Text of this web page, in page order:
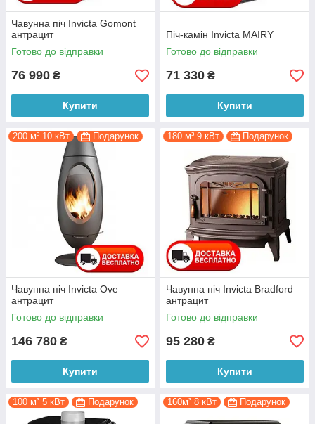
Чавунна піч Invicta Gomont
антрацит
Готово до відправки
76 990 ₴
Купити
Піч-камін Invicta MAIRY
Готово до відправки
71 330 ₴
Купити
200 м³ 10 кВт Подарунок
Чавунна піч Invicta Ove
антрацит
Готово до відправки
146 780 ₴
Купити
180 м³ 9 кВт Подарунок
Чавунна піч Invicta Bradford
антрацит
Готово до відправки
95 280 ₴
Купити
100 м³ 5 кВт Подарунок 160м³ 8 кВт Подарунок